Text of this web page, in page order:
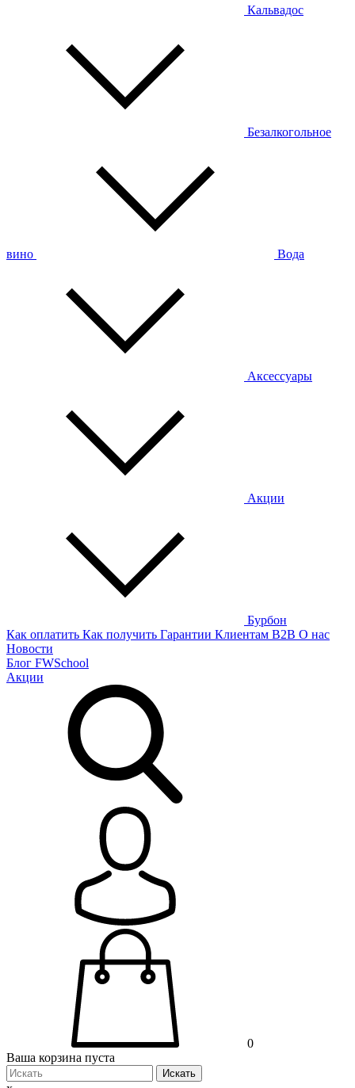
Кальвадос
Безалкогольное
вино Вода
Аксессуары
Акции
Бурбон
Как оплатить Как получить Гарантии Клиентам B2B О нас
Новости
Блог FWSchool
Акции
0
Ваша корзина пуста
Искать